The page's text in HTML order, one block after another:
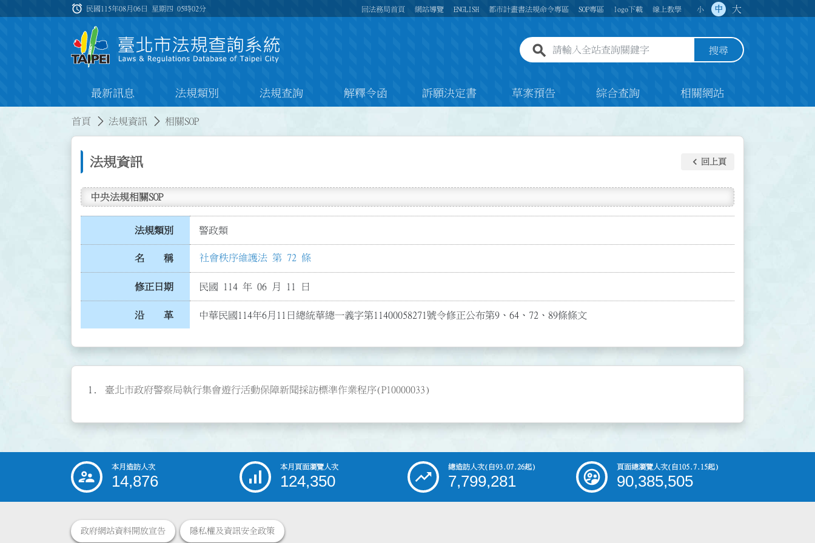
:::
alarm 民國115年08月06日 星期四05時02分 回法務局首頁 網站導覽 ENGLISH 都市計畫書法規命令專區 SOP專區 logo下載 線上教學 小 中 大
全站查詢關鍵字欄位 搜尋
最新訊息 法規類別 法規查詢 解釋令函 訴願決定書 草案預告 綜合查詢 相關網站
首頁 法規資訊 相關SOP
法規資訊 keyboard_arrow_left 回上頁
中央法規相關SOP
法規類別 警政類
名 稱 社會秩序維護法 第 72 條
修正日期 民國 114 年 06 月 11 日
沿 革 中華民國114年6月11日總統華總一義字第11400058271號令修正公布第9、64、72、89條條文
臺北市政府警察局執行集會遊行活動保障新聞採訪標準作業程序(P10000033)
::: 本月造訪人次
14,876
本月頁面瀏覽人次
124,350
總造訪人次(自93.07.26起)
7,799,281
頁面總瀏覽人次(自105.7.15起)
90,385,505
政府網站資料開放宣告 隱私權及資訊安全政策